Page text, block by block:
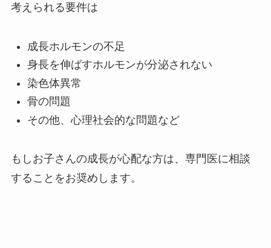
考えられる要件は
成長ホルモンの不足
身長を伸ばすホルモンが分泌されない
染色体異常
骨の問題
その他、心理社会的な問題など
もしお子さんの成長が心配な方は、専門医に相談
することをお奨めします。